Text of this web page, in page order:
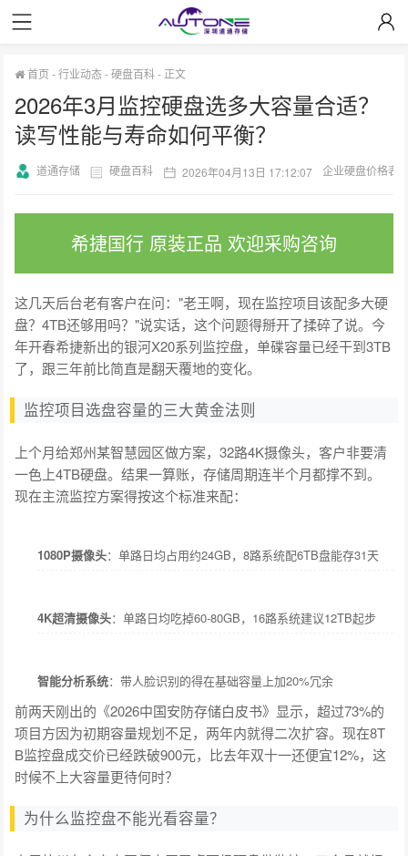
首页 -行业动态-硬盘百科- 正文
2026年3月监控硬盘选多大容量合适？
读写性能与寿命如何平衡？
道通存储 硬盘百科 2026年04月13日 17:12:07 企业硬盘价格表
希捷国行 原装正品 欢迎采购咨询
这几天后台老有客户在问："老王啊，现在监控项目该配多大硬
盘？4TB还够用吗？"说实话，这个问题得掰开了揉碎了说。今
年开春希捷新出的银河X20系列监控盘，单碟容量已经干到3TB
了，跟三年前比简直是翻天覆地的变化。
监控项目选盘容量的三大黄金法则
上个月给郑州某智慧园区做方案，32路4K摄像头，客户非要清
一色上4TB硬盘。结果一算账，存储周期连半个月都撑不到。
现在主流监控方案得按这个标准来配：
1080P摄像头：单路日均占用约24GB，8路系统配6TB盘能存31天
4K超清摄像头：单路日均吃掉60-80GB，16路系统建议12TB起步
智能分析系统：带人脸识别的得在基础容量上加20%冗余
前两天刚出的《2026中国安防存储白皮书》显示，超过73%的
项目方因为初期容量规划不足，两年内就得二次扩容。现在8T
B监控盘成交价已经跌破900元，比去年双十一还便宜12%，这
时候不上大容量更待何时？
为什么监控盘不能光看容量？